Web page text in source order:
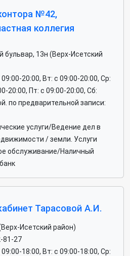
№42,
коллегия
бульвар, 13н (Верх-Исетский
09:00-20:00, Вт: c 09:00-20:00, Ср:
20:00, Пт: c 09:00-20:00, Сб:
по предварительной записи:
услуги/Ведение дел в
/ земли. Услуги
обслуживание/Наличный
Тарасовой А.И.
Исетский район)
81-27
09:00-18:00, Вт: c 09:00-18:00, Ср: